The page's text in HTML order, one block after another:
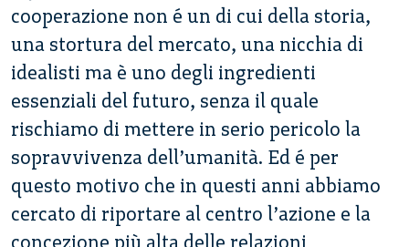
cooperazione non é un di cui della storia,
una stortura del mercato, una nicchia di
idealisti ma è uno degli ingredienti
essenziali del futuro, senza il quale
rischiamo di mettere in serio pericolo la
sopravvivenza dell’umanità. Ed é per
questo motivo che in questi anni abbiamo
cercato di riportare al centro l’azione e la
concezione più alta delle relazioni